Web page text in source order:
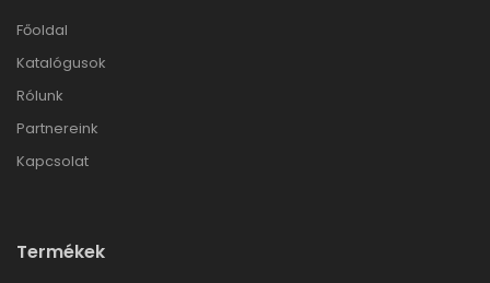
Főoldal
Katalógusok
Rólunk
Partnereink
Kapcsolat
Termékek